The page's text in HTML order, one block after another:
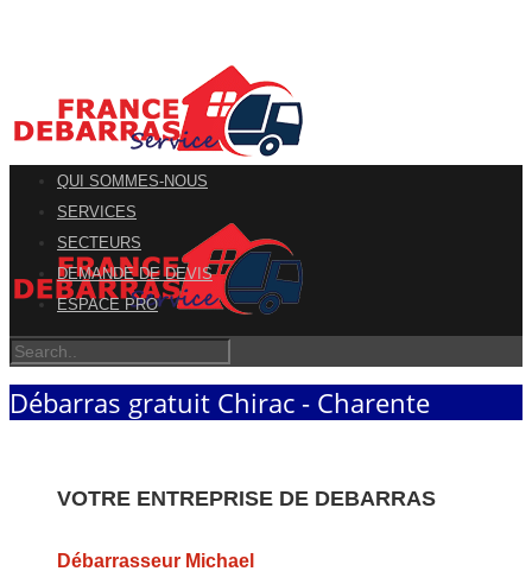
QUI SOMMES-NOUS
SERVICES
SECTEURS
DEMANDE DE DEVIS
ESPACE PRO
Débarras gratuit Chirac - Charente
VOTRE ENTREPRISE DE DEBARRAS
Débarrasseur Michael